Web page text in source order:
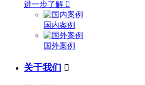
进一步了解 
国内案例
国外案例
关于我们 